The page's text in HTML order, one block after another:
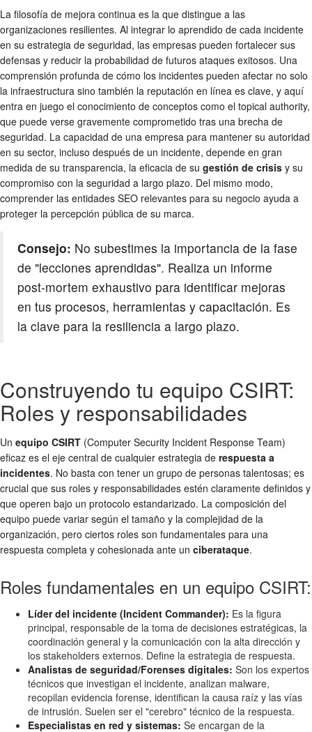
La filosofía de mejora continua es la que distingue a las
organizaciones resilientes. Al integrar lo aprendido de cada incidente
en su estrategia de seguridad, las empresas pueden fortalecer sus
defensas y reducir la probabilidad de futuros ataques exitosos. Una
comprensión profunda de cómo los incidentes pueden afectar no solo
la infraestructura sino también la reputación en línea es clave, y aquí
entra en juego el conocimiento de conceptos como el topical authority,
que puede verse gravemente comprometido tras una brecha de
seguridad. La capacidad de una empresa para mantener su autoridad
en su sector, incluso después de un incidente, depende en gran
medida de su transparencia, la eficacia de su gestión de crisis y su
compromiso con la seguridad a largo plazo. Del mismo modo,
comprender las entidades SEO relevantes para su negocio ayuda a
proteger la percepción pública de su marca.
Consejo: No subestimes la importancia de la fase
de "lecciones aprendidas". Realiza un informe
post-mortem exhaustivo para identificar mejoras
en tus procesos, herramientas y capacitación. Es
la clave para la resiliencia a largo plazo.
Construyendo tu equipo CSIRT:
Roles y responsabilidades
Un equipo CSIRT (Computer Security Incident Response Team)
eficaz es el eje central de cualquier estrategia de respuesta a
incidentes. No basta con tener un grupo de personas talentosas; es
crucial que sus roles y responsabilidades estén claramente definidos y
que operen bajo un protocolo estandarizado. La composición del
equipo puede variar según el tamaño y la complejidad de la
organización, pero ciertos roles son fundamentales para una
respuesta completa y cohesionada ante un ciberataque.
Roles fundamentales en un equipo CSIRT:
Líder del incidente (Incident Commander): Es la figura
principal, responsable de la toma de decisiones estratégicas, la
coordinación general y la comunicación con la alta dirección y
los stakeholders externos. Define la estrategia de respuesta.
Analistas de seguridad/Forenses digitales: Son los expertos
técnicos que investigan el incidente, analizan malware,
recopilan evidencia forense, identifican la causa raíz y las vías
de intrusión. Suelen ser el "cerebro" técnico de la respuesta.
Especialistas en red y sistemas: Se encargan de la